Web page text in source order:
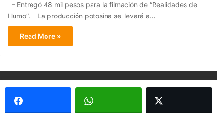
– Entregó 48 mil pesos para la filmación de “Realidades de
Humo”. – La producción potosina se llevará a…
Read More »
© Copyright 2026, Todos los derechos reservados - Metrópoli
San Luis 2013 |